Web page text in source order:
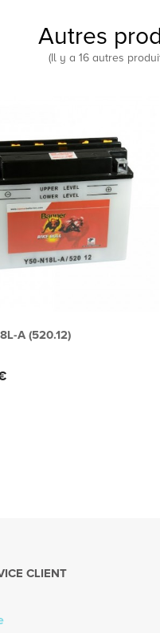
Autres
(Il y a 16 autres
A (520.12)
CLIENT